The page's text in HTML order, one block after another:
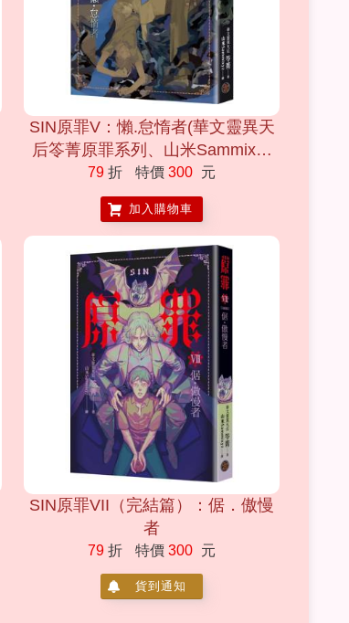
SIN原罪V：懶.怠惰者(華文靈異天
后笭菁原罪系列、山米Sammixyz
繪製封面、原罪世界無盡誘惑開啟
79 折 特價 300 元
加入購物車
SIN原罪VII（完結篇）：倨．傲慢
者
79 折 特價 300 元
貨到通知